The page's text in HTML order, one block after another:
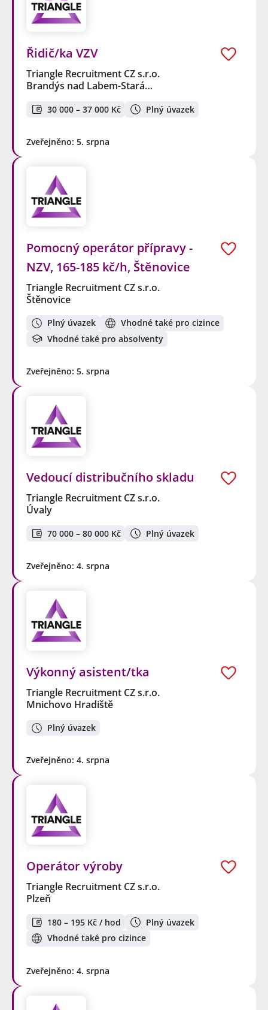
Řidič/ka VZV
Triangle Recruitment CZ s.r.o.
Brandýs nad Labem-Stará…
30 000 – 37 000 Kč Plný úvazek
Zveřejněno: 5. srpna
Pomocný operátor přípravy -
NZV, 165-185 kč/h, Štěnovice
Triangle Recruitment CZ s.r.o.
Štěnovice
Plný úvazek
Vhodné také pro cizince
Vhodné také pro absolventy
Zveřejněno: 5. srpna
Vedoucí distribučního skladu
Triangle Recruitment CZ s.r.o.
Úvaly
70 000 – 80 000 Kč Plný úvazek
Zveřejněno: 4. srpna
Výkonný asistent/tka
Triangle Recruitment CZ s.r.o.
Mnichovo Hradiště
Plný úvazek
Zveřejněno: 4. srpna
Operátor výroby
Triangle Recruitment CZ s.r.o.
Plzeň
180 – 195 Kč / hod
Plný úvazek
Vhodné také pro cizince
Zveřejněno: 4. srpna